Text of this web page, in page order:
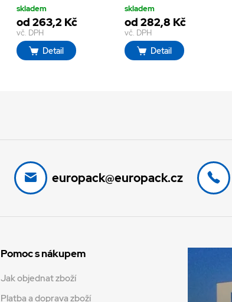
skladem
od 263,2 Kč
vč. DPH
Detail
skladem
od 282,8 Kč
vč. DPH
Detail
europack@europack.cz
Pomoc s nákupem
Jak objednat zboží
Platba a doprava zboží